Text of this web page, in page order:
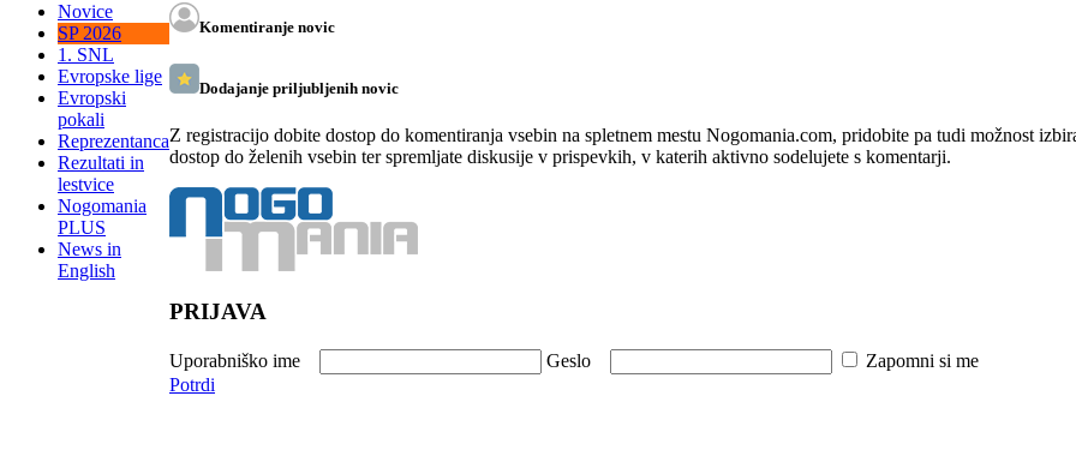
Novice
SP 2026
1. SNL
Evropske lige
Evropski
pokali
Reprezentanca
Rezultati in
lestvice
Nogomania
PLUS
News in
English
Komentiranje novic
Dodajanje priljubljenih novic
Z registracijo dobite dostop do komentiranja vsebin na spletnem mestu Nogomania.com, pridobite pa tudi možnost
dostop do želenih vsebin ter spremljate diskusije v prispevkih, v katerih aktivno sodelujete s komentarji.
PRIJAVA
Uporabniško ime Geslo Zapomni si me
Potrdi